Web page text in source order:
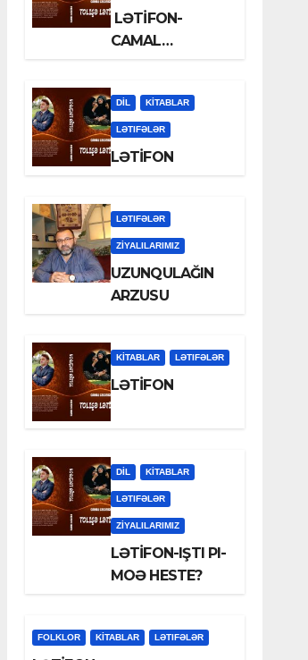
LƏTİFON-
CAMAL
DİL KİTABLAR
LƏTIFƏLƏR
LƏTİFON
LƏTIFƏLƏR
ZİYALILARIMIZ
UZUNQULAĞIN
ARZUSU
KİTABLAR LƏTIFƏLƏR
LƏTİFON
DİL KİTABLAR
LƏTIFƏLƏR
ZİYALILARIMIZ
LƏTİFON-IŞTI PI-
MOƏ HESTE?
FOLKLOR KİTABLAR LƏTIFƏLƏR